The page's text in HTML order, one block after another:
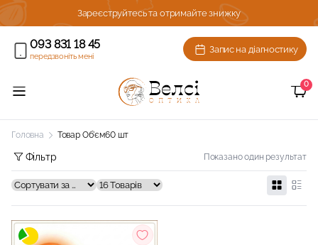
Зареєструйтесь та отримайте знижку
093 831 18 45
передзвоніть мені
Запис на діагностику
0
Головна Товар Об'єм60 шт
Показано один результат
Фільтр